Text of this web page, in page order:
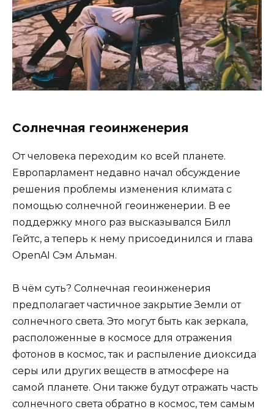
Солнечная геоинженерия
От человека переходим ко всей планете.
Европарламент недавно начал обсуждение
решения проблемы изменения климата с
помощью солнечной геоинженерии. В ее
поддержку много раз высказывался Билл
Гейтс, а теперь к нему присоединился и глава
OpenAI Сэм Альман.
В чём суть? Солнечная геоинженерия
предполагает частичное закрытие Земли от
солнечного света. Это могут быть как зеркала,
расположенные в космосе для отражения
фотонов в космос, так и распыление диоксида
серы или других веществ в атмосфере на
самой планете. Они также будут отражать часть
солнечного света обратно в космос, тем самым